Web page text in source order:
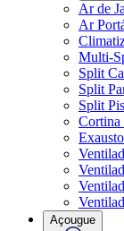
Ar de
Ar
Multi-
Split
Split
Split
Cortina
Açougue